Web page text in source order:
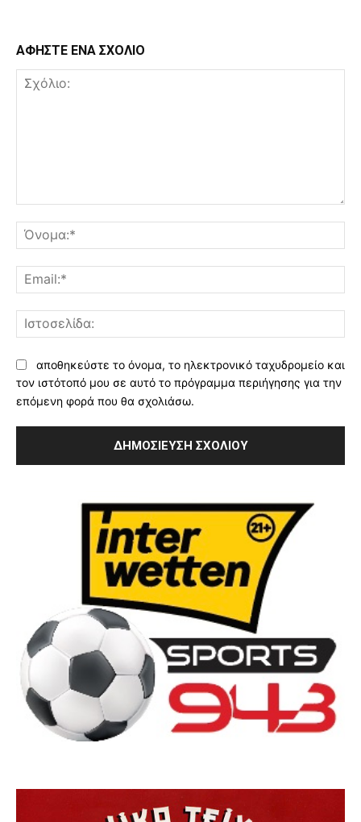
ΑΦΗΣΤΕ ΕΝΑ ΣΧΟΛΙΟ
αποθηκεύστε το όνομα, το ηλεκτρονικό ταχυδρομείο και
τον ιστότοπό μου σε αυτό το πρόγραμμα περιήγησης για την
επόμενη φορά που θα σχολιάσω.